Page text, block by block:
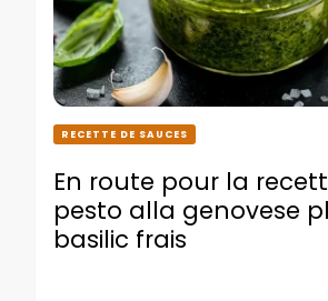
RECETTE DE SAUCES
En route pour la
pesto alla genovese
basilic frais